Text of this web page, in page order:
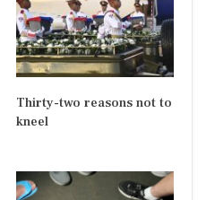
Thirty-two reasons not to
kneel